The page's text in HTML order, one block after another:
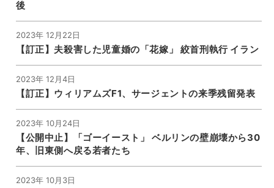
後
2023年 12月22日
【訂正】夫殺害した児童婚の「花嫁」 絞首刑執行 イラン
2023年 12月4日
【訂正】ウィリアムズF1、サージェントの来季残留発表
2023年 10月24日
【公開中止】「ゴーイースト」 ベルリンの壁崩壊から30
年、旧東側へ戻る若者たち
2023年 10月3日